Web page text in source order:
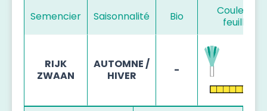
Semencier Saisonnalité Bio
Couleur de
feuillage
RIJK
ZWAAN
AUTOMNE /
HIVER
-